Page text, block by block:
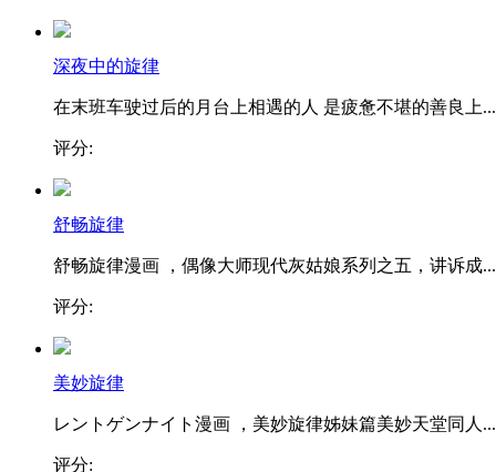
深夜中的旋律
在末班车驶过后的月台上相遇的人 是疲惫不堪的善良上...
评分:
舒畅旋律
舒畅旋律漫画 ，偶像大师现代灰姑娘系列之五，讲诉成...
评分:
美妙旋律
レントゲンナイト漫画 ，美妙旋律姊妹篇美妙天堂同人...
评分: